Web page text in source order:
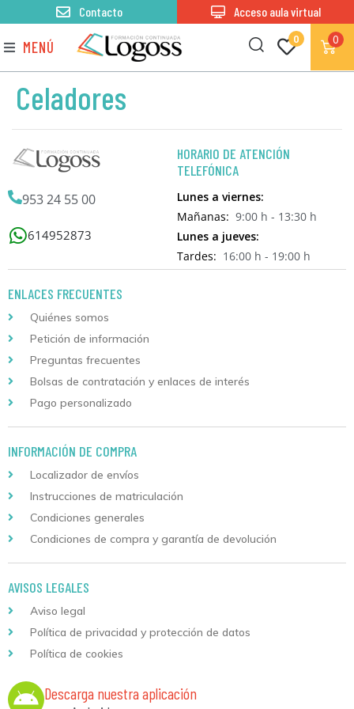
MENÚ 0 0
Contacto Acceso aula virtual
Celadores
953 24 55 00
614952873
HORARIO DE ATENCIÓN
TELEFÓNICA
Lunes a viernes:
Mañanas: 9:00 h - 13:30 h
Lunes a jueves:
Tardes: 16:00 h - 19:00 h
ENLACES FRECUENTES
Quiénes somos
Petición de información
Preguntas frecuentes
Bolsas de contratación y enlaces de interés
Pago personalizado
INFORMACIÓN DE COMPRA
Localizador de envíos
Instrucciones de matriculación
Condiciones generales
Condiciones de compra y garantía de devolución
AVISOS LEGALES
Aviso legal
Política de privacidad y protección de datos
Política de cookies
Descarga nuestra aplicación